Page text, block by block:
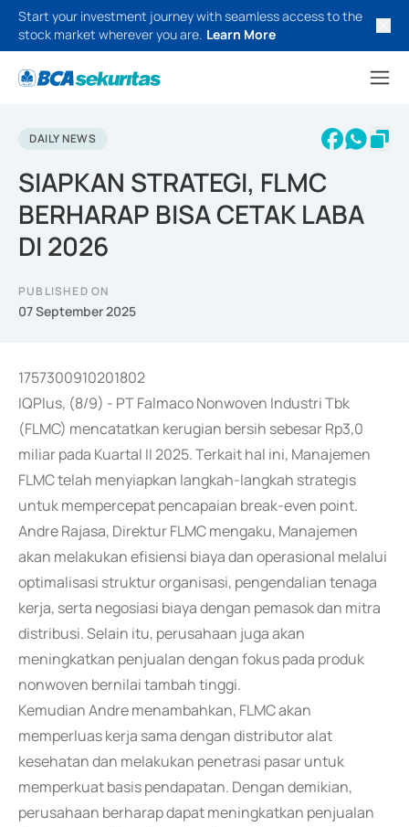
Start your investment journey with seamless access to the
stock market wherever you are. Learn More
DAILY NEWS
SIAPKAN STRATEGI, FLMC
BERHARAP BISA CETAK LABA
DI 2026
PUBLISHED ON
07 September 2025
1757300910201802
IQPlus, (8/9) - PT Falmaco Nonwoven Industri Tbk
(FLMC) mencatatkan kerugian bersih sebesar Rp3,0
miliar pada Kuartal II 2025. Terkait hal ini, Manajemen
FLMC telah menyiapkan langkah-langkah strategis
untuk mempercepat pencapaian break-even point.
Andre Rajasa, Direktur FLMC mengaku, Manajemen
akan melakukan efisiensi biaya dan operasional melalui
optimalisasi struktur organisasi, pengendalian tenaga
kerja, serta negosiasi biaya dengan pemasok dan mitra
distribusi. Selain itu, perusahaan juga akan
meningkatkan penjualan dengan fokus pada produk
nonwoven bernilai tambah tinggi.
Kemudian Andre menambahkan, FLMC akan
memperluas kerja sama dengan distributor alat
kesehatan dan melakukan penetrasi pasar untuk
memperkuat basis pendapatan. Dengan demikian,
perusahaan berharap dapat meningkatkan penjualan